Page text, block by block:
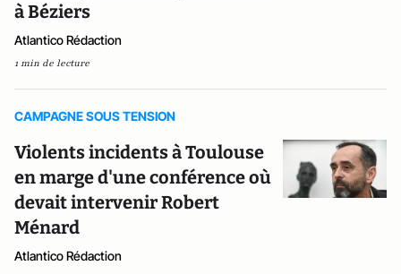
à Béziers
Atlantico Rédaction
1 min de lecture
CAMPAGNE SOUS TENSION
Violents incidents à Toulouse
en marge d'une conférence où
devait intervenir Robert
Ménard
Atlantico Rédaction